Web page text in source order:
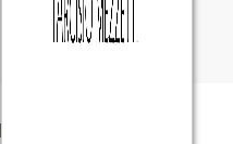
Geneza
început